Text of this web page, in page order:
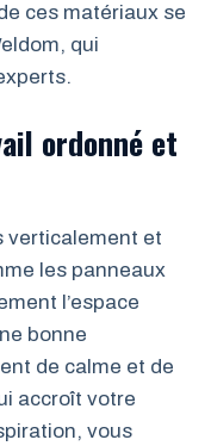
ces matériaux se
qui
ordonné et
verticalement et
les panneaux
l’espace
bonne
de calme et de
accroît votre
vous